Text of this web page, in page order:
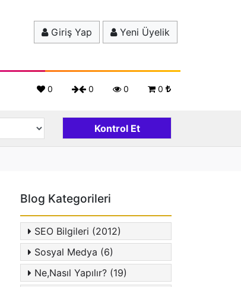
Giriş Yap Yeni Üyelik
0
0
0
0
Blog Kategorileri
SEO Bilgileri (2012)
Sosyal Medya (6)
Ne,Nasıl Yapılır? (19)